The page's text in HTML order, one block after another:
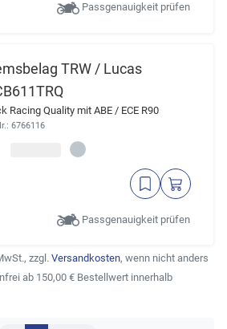
Passgenauigkeit prüfen
TRW / Lucas
Racing Quality mit ABE / ECE R90
6766116
Passgenauigkeit prüfen
zzgl. Versandkosten, wenn nicht anders
ab 150,00 € Bestellwert innerhalb